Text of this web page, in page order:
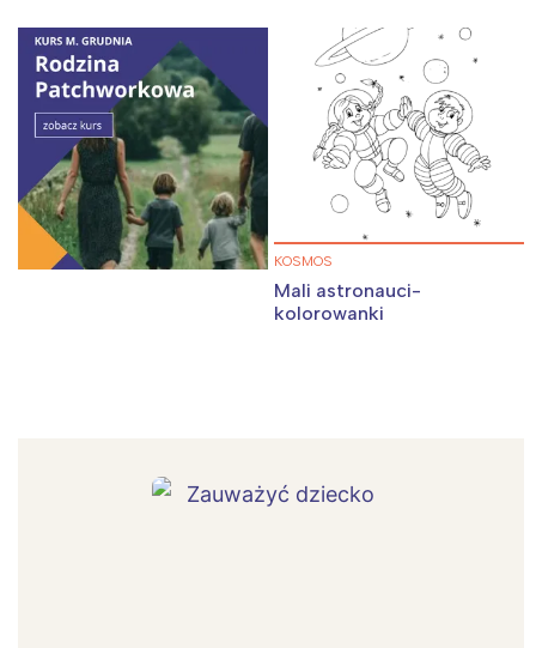
KOSMOS
Mali astronauci-
kolorowanki